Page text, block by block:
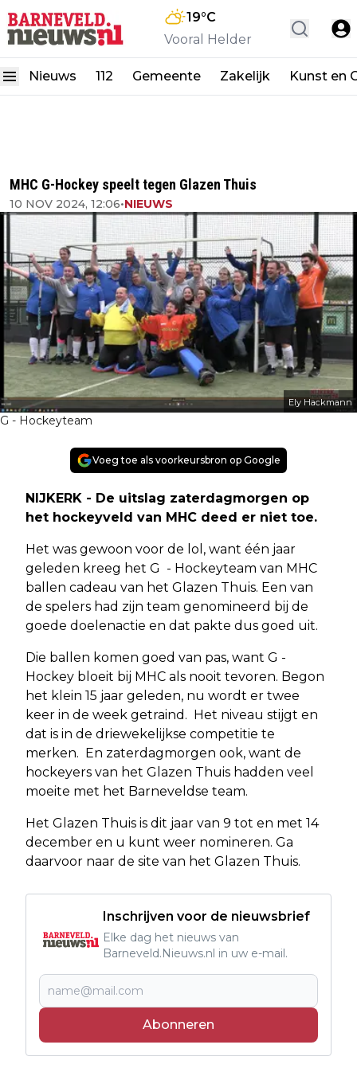
19°C
Vooral Helder
Nieuws 112 Gemeente Zakelijk Kunst en
MHC G-Hockey speelt tegen Glazen Thuis
10 NOV 2024, 12:06•NIEUWS
Ely Hackmann
G - Hockeyteam
Voeg toe als voorkeursbron op Google
NIJKERK - De uitslag zaterdagmorgen op
het hockeyveld van MHC deed er niet toe.
Het was gewoon voor de lol, want één jaar
geleden kreeg het G - Hockeyteam van MHC
ballen cadeau van het Glazen Thuis. Een van
de spelers had zijn team genomineerd bij de
goede doelenactie en dat pakte dus goed uit.
Die ballen komen goed van pas, want G -
Hockey bloeit bij MHC als nooit tevoren. Begon
het klein 15 jaar geleden, nu wordt er twee
keer in de week getraind. Het niveau stijgt en
dat is in de driewekelijkse competitie te
merken. En zaterdagmorgen ook, want de
hockeyers van het Glazen Thuis hadden veel
moeite met het Barneveldse team.
Het Glazen Thuis is dit jaar van 9 tot en met 14
december en u kunt weer nomineren. Ga
daarvoor naar de site van het Glazen Thuis.
Inschrijven voor de nieuwsbrief
Elke dag het nieuws van
Barneveld.Nieuws.nl in uw e-mail.
Abonneren